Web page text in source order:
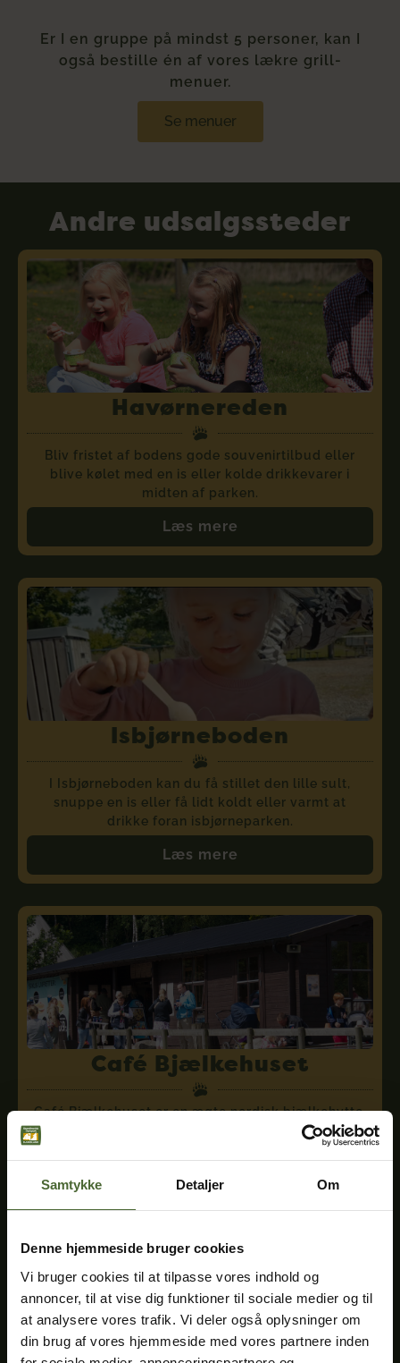
Samtykke Detaljer Om
Denne hjemmeside bruger cookies
Vi bruger cookies til at tilpasse vores indhold og
annoncer, til at vise dig funktioner til sociale medier og til
at analysere vores trafik. Vi deler også oplysninger om
din brug af vores hjemmeside med vores partnere inden
Er I en gruppe på mindst 5 personer, kan I
også bestille én af vores lækre grill-
menuer.
Se menuer
Andre udsalgssteder
Havørnereden
Bliv fristet af bodens gode souvenirtilbud eller
blive kølet med en is eller kolde drikkevarer i
midten af parken.
Læs mere
Isbjørneboden
I Isbjørneboden kan du få stillet den lille sult,
snuppe en is eller få lidt koldt eller varmt at
drikke foran isbjørneparken.
Læs mere
Café Bjælkehuset
Café Bjælkehuset er en ægte nordisk bjælkehytte,
centralt placeret i parken – tæt på legeplads,
Læs mere
Kontrolrapport
Ingen anmærkninger i Fødevarestyrelsens